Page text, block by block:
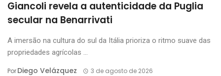
Giancoli revela a autenticidade da Puglia
secular na Benarrivati
A imersão na cultura do sul da Itália prioriza o ritmo suave das
propriedades agrícolas ...
PorDiego Velázquez 3 de agosto de 2026